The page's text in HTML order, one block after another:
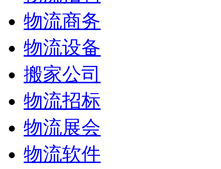
物流商务
物流设备
搬家公司
物流招标
物流展会
物流软件